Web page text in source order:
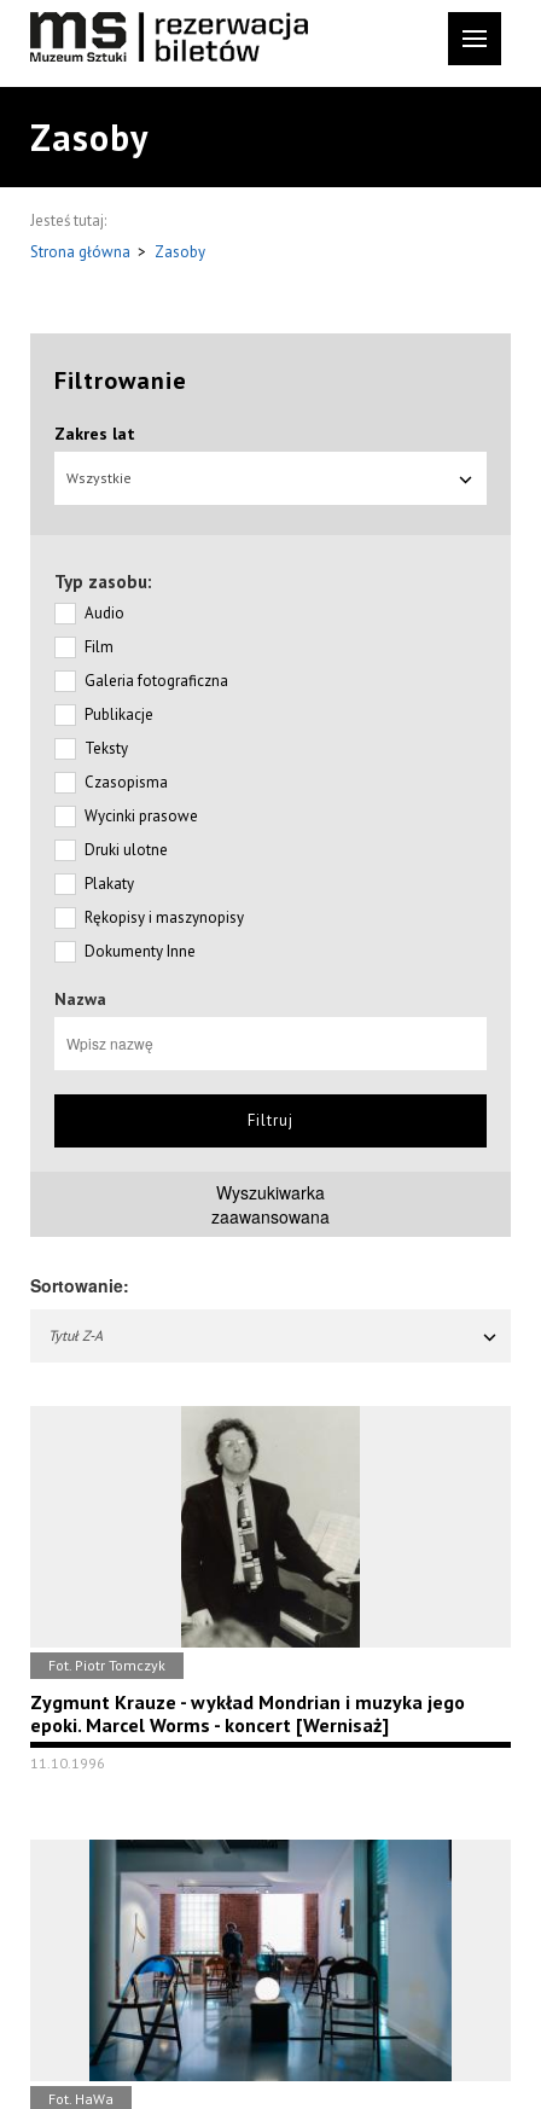
Zasoby
Jesteś tutaj:
Strona główna > Zasoby
Filtrowanie
Zakres lat
Wszystkie
Typ zasobu:
Audio
Film
Galeria fotograficzna
Publikacje
Teksty
Czasopisma
Wycinki prasowe
Druki ulotne
Plakaty
Rękopisy i maszynopisy
Dokumenty Inne
Nazwa
Filtruj
Wyszukiwarka
zaawansowana
Sortowanie:
Tytuł Z-A
Fot. Piotr Tomczyk
Zygmunt Krauze - wykład Mondrian i muzyka jego
epoki. Marcel Worms - koncert [Wernisaż]
11.10.1996
Fot. HaWa